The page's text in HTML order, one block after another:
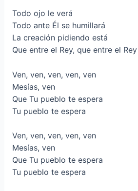
Todo ojo le verá
Todo ante Él se humillará
La creación pidiendo está
Que entre el Rey, que entre el Rey
Ven, ven, ven, ven, ven
Mesías, ven
Que Tu pueblo te espera
Tu pueblo te espera
Ven, ven, ven, ven, ven
Mesías, ven
Que Tu pueblo te espera
Tu pueblo te espera